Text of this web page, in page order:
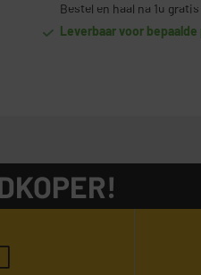
Bestel en haal na 1u
Leverbaar voor